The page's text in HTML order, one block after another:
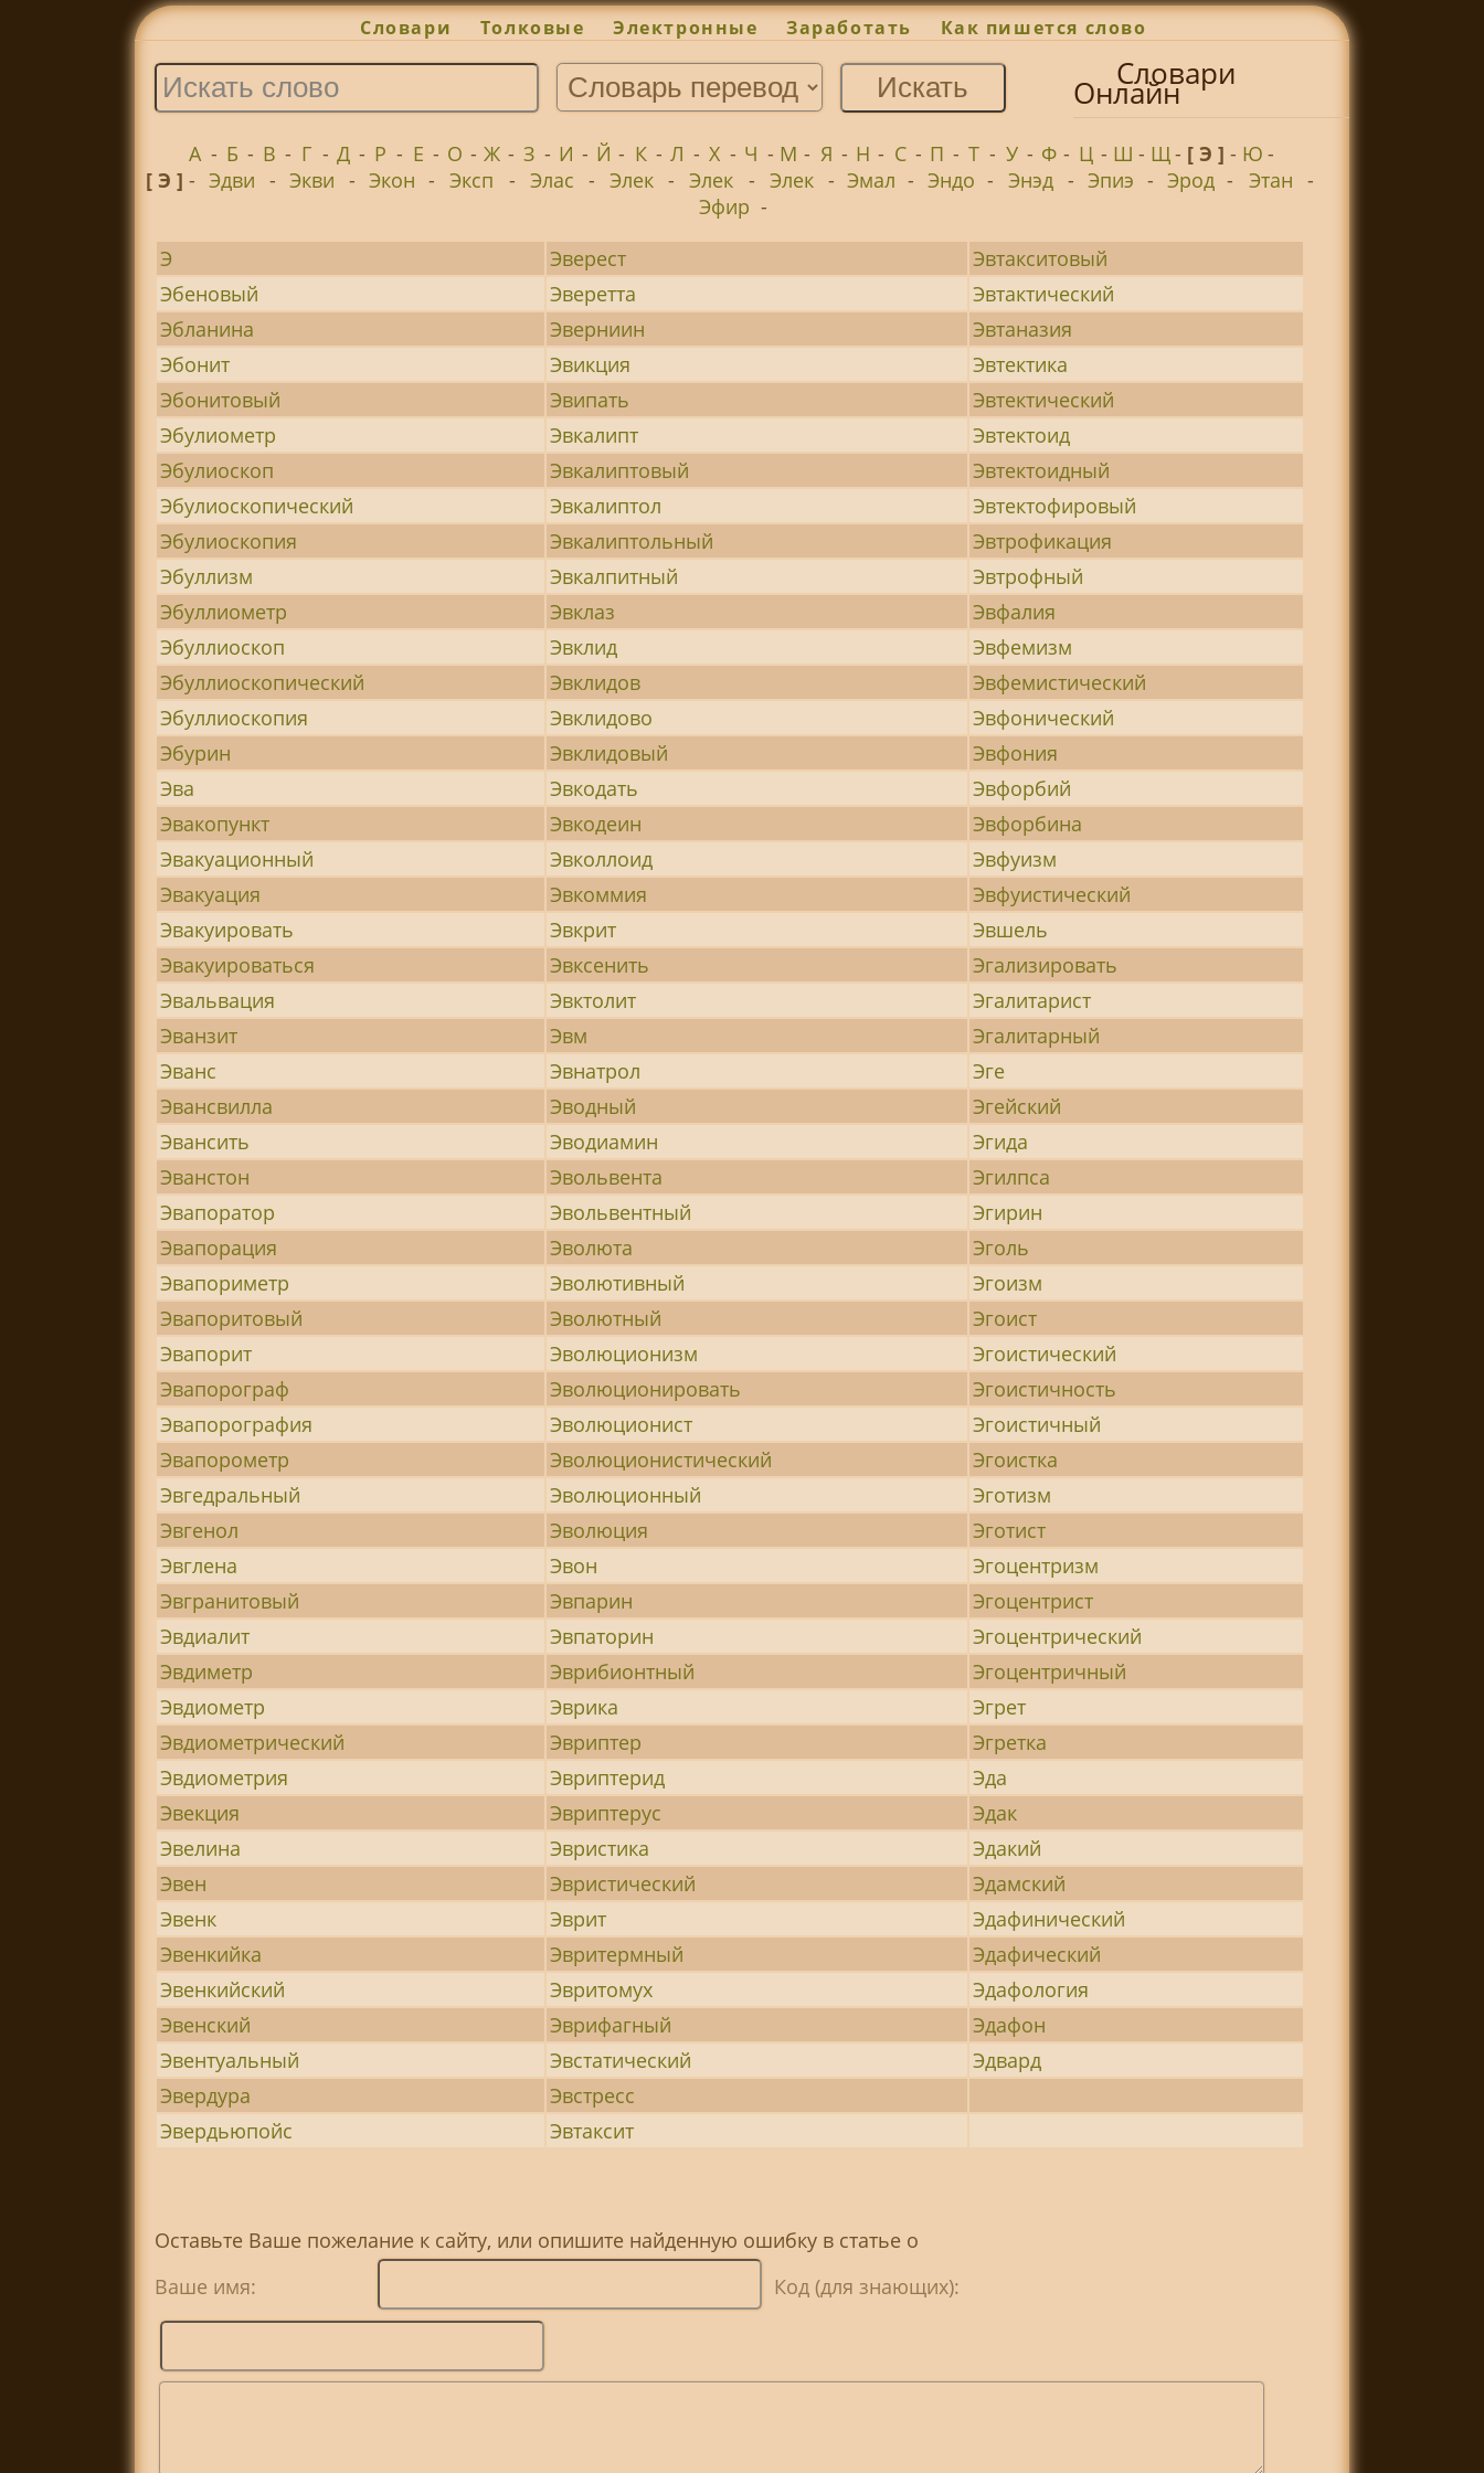
Словари Толковые Электронные Заработать Как пишется слово
Словари
Онлайн
А - Б - В - Г - Д - Р - Е - О - Ж - З - И - Й - К - Л - Х - Ч - М - Я - Н - С - П - Т - У - Ф - Ц - Ш - Щ- [ Э ]- Ю-
[ Э ]- Эдви - Экви - Экон - Эксп - Элас - Элек - Элек - Элек - Эмал - Эндо - Энэд - Эпиэ - Эрод - Этан -
Эфир -
Э
Эверест
Эвтакситовый
Эбеновый
Эверетта
Эвтактический
Эбланина
Эверниин
Эвтаназия
Эбонит
Эвикция
Эвтектика
Эбонитовый
Эвипать
Эвтектический
Эбулиометр
Эвкалипт
Эвтектоид
Эбулиоскоп
Эвкалиптовый
Эвтектоидный
Эбулиоскопический
Эвкалиптол
Эвтектофировый
Эбулиоскопия
Эвкалиптольный
Эвтрофикация
Эбуллизм
Эвкалпитный
Эвтрофный
Эбуллиометр
Эвклаз
Эвфалия
Эбуллиоскоп
Эвклид
Эвфемизм
Эбуллиоскопический
Эвклидов
Эвфемистический
Эбуллиоскопия
Эвклидово
Эвфонический
Эбурин
Эвклидовый
Эвфония
Эва
Эвкодать
Эвфорбий
Эвакопункт
Эвкодеин
Эвфорбина
Эвакуационный
Эвколлоид
Эвфуизм
Эвакуация
Эвкоммия
Эвфуистический
Эвакуировать
Эвкрит
Эвшель
Эвакуироваться
Эвксенить
Эгализировать
Эвальвация
Эвктолит
Эгалитарист
Эванзит
Эвм
Эгалитарный
Эванс
Эвнатрол
Эге
Эвансвилла
Эводный
Эгейский
Эвансить
Эводиамин
Эгида
Эванстон
Эвольвента
Эгилпса
Эвапоратор
Эвольвентный
Эгирин
Эвапорация
Эволюта
Эголь
Эвапориметр
Эволютивный
Эгоизм
Эвапоритовый
Эволютный
Эгоист
Эвапорит
Эволюционизм
Эгоистический
Эвапорограф
Эволюционировать
Эгоистичность
Эвапорография
Эволюционист
Эгоистичный
Эвапорометр
Эволюционистический
Эгоистка
Эвгедральный
Эволюционный
Эготизм
Эвгенол
Эволюция
Эготист
Эвглена
Эвон
Эгоцентризм
Эвгранитовый
Эвпарин
Эгоцентрист
Эвдиалит
Эвпаторин
Эгоцентрический
Эвдиметр
Эврибионтный
Эгоцентричный
Эвдиометр
Эврика
Эгрет
Эвдиометрический
Эвриптер
Эгретка
Эвдиометрия
Эвриптерид
Эда
Эвекция
Эвриптерус
Эдак
Эвелина
Эвристика
Эдакий
Эвен
Эвристический
Эдамский
Эвенк
Эврит
Эдафинический
Эвенкийка
Эвритермный
Эдафический
Эвенкийский
Эвритомух
Эдафология
Эвенский
Эврифагный
Эдафон
Эвентуальный
Эвстатический
Эдвард
Эвердура
Эвстресс
Эвердьюпойс
Эвтаксит
Оставьте Ваше пожелание к сайту, или опишите найденную ошибку в статье о
Ваше имя:
Код (для знающих):